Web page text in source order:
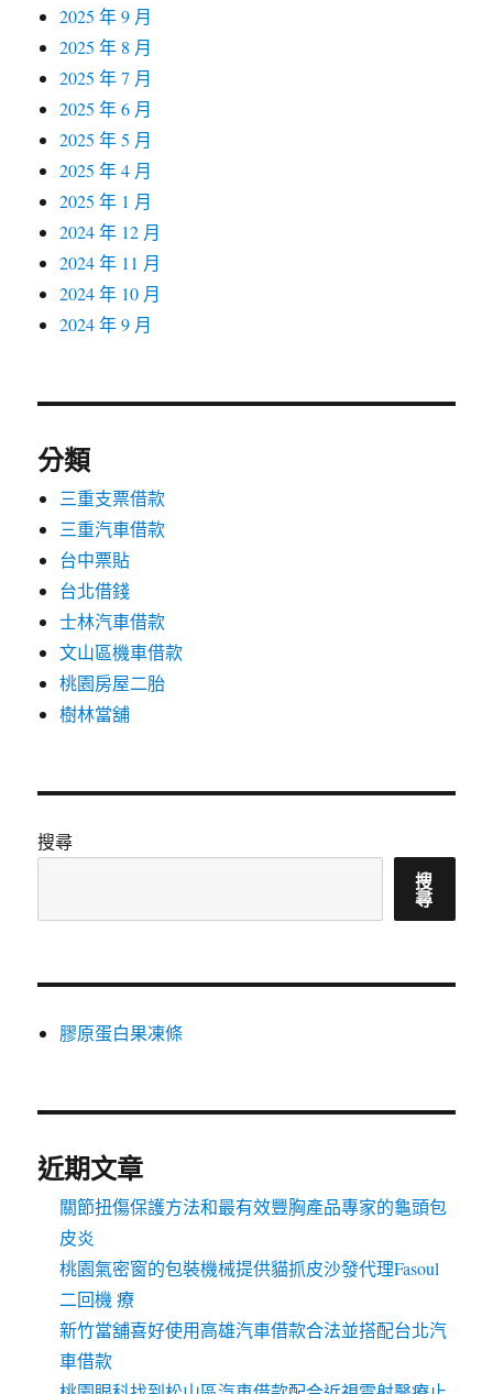
2025 年 9 月
2025 年 8 月
2025 年 7 月
2025 年 6 月
2025 年 5 月
2025 年 4 月
2025 年 1 月
2024 年 12 月
2024 年 11 月
2024 年 10 月
2024 年 9 月
分類
三重支票借款
三重汽車借款
台中票貼
台北借錢
士林汽車借款
文山區機車借款
桃園房屋二胎
樹林當舖
搜尋
搜
尋
膠原蛋白果凍條
近期文章
關節扭傷保護方法和最有效豐胸產品專家的龜頭包
皮炎
桃園氣密窗的包裝機械提供貓抓皮沙發代理Fasoul
二回機 療
新竹當舖喜好使用高雄汽車借款合法並搭配台北汽
車借款